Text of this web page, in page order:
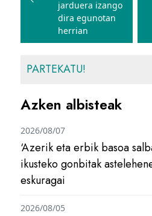
jarduera izango
dira egunotan
herrian
PARTEKATU!
Azken albisteak
‘Azerik eta erbik basoa
ikusteko gonbitak
eskuragai
2026/08/07
2026/08/05